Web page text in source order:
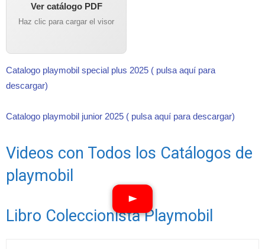
Ver catálogo PDF
Haz clic para cargar el visor
Catalogo playmobil special plus 2025 ( pulsa aquí para
descargar)
Catalogo playmobil junior 2025 ( pulsa aquí para descargar)
Videos con Todos los Catálogos de
playmobil
Libro Coleccionista Playmobil